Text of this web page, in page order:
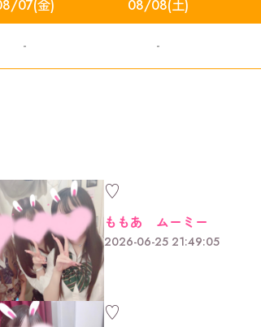
07(金)
-
08/08(土)
-
♡
ももあ ムーミー
2026-06-25 21:49:05
♡